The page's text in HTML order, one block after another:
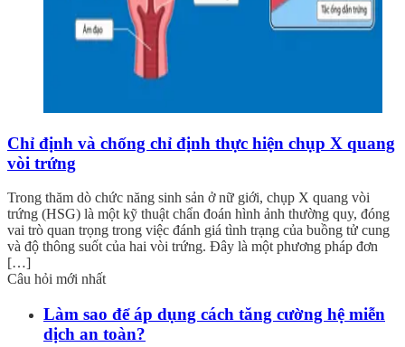
Chỉ định và chống chỉ định thực hiện chụp X quang
vòi trứng
Trong thăm dò chức năng sinh sản ở nữ giới, chụp X quang vòi
trứng (HSG) là một kỹ thuật chẩn đoán hình ảnh thường quy, đóng
vai trò quan trọng trong việc đánh giá tình trạng của buồng tử cung
và độ thông suốt của hai vòi trứng. Đây là một phương pháp đơn
[…]
Câu hỏi mới nhất
Làm sao để áp dụng cách tăng cường hệ miễn
dịch an toàn?